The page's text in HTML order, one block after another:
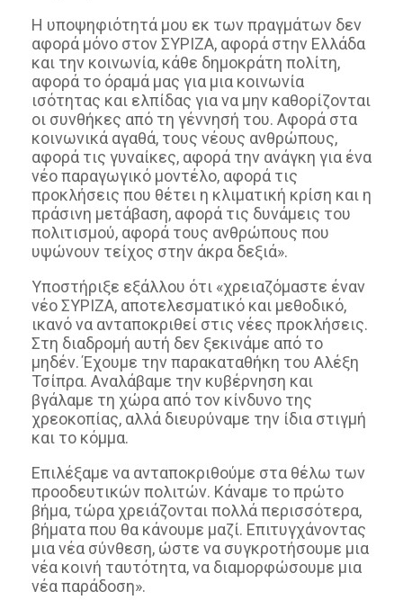
Η υποψηφιότητά μου εκ των πραγμάτων δεν
αφορά μόνο στον ΣΥΡΙΖΑ, αφορά στην Ελλάδα
και την κοινωνία, κάθε δημοκράτη πολίτη,
αφορά το όραμά μας για μια κοινωνία
ισότητας και ελπίδας για να μην καθορίζονται
οι συνθήκες από τη γέννησή του. Αφορά στα
κοινωνικά αγαθά, τους νέους ανθρώπους,
αφορά τις γυναίκες, αφορά την ανάγκη για ένα
νέο παραγωγικό μοντέλο, αφορά τις
προκλήσεις που θέτει η κλιματική κρίση και η
πράσινη μετάβαση, αφορά τις δυνάμεις του
πολιτισμού, αφορά τους ανθρώπους που
υψώνουν τείχος στην άκρα δεξιά».
Υποστήριξε εξάλλου ότι «χρειαζόμαστε έναν
νέο ΣΥΡΙΖΑ, αποτελεσματικό και μεθοδικό,
ικανό να ανταποκριθεί στις νέες προκλήσεις.
Στη διαδρομή αυτή δεν ξεκινάμε από το
μηδέν. Έχουμε την παρακαταθήκη του Αλέξη
Τσίπρα. Αναλάβαμε την κυβέρνηση και
βγάλαμε τη χώρα από τον κίνδυνο της
χρεοκοπίας, αλλά διευρύναμε την ίδια στιγμή
και το κόμμα.
Επιλέξαμε να ανταποκριθούμε στα θέλω των
προοδευτικών πολιτών. Κάναμε το πρώτο
βήμα, τώρα χρειάζονται πολλά περισσότερα,
βήματα που θα κάνουμε μαζί. Επιτυγχάνοντας
μια νέα σύνθεση, ώστε να συγκροτήσουμε μια
νέα κοινή ταυτότητα, να διαμορφώσουμε μια
νέα παράδοση».